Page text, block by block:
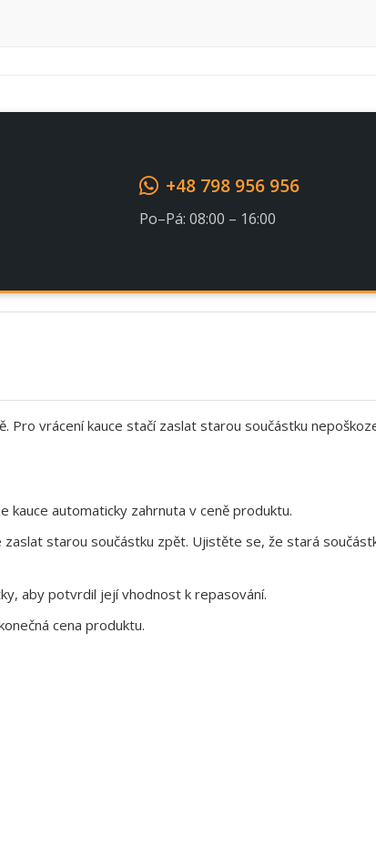
+48 798 956 956
Po–Pá: 08:00 – 16:00
Pro vrácení kauce stačí zaslat starou součástku
kauce automaticky zahrnuta v ceně produktu.
starou součástku zpět. Ujistěte se, že stará
aby potvrdil její vhodnost k repasování.
cena produktu.